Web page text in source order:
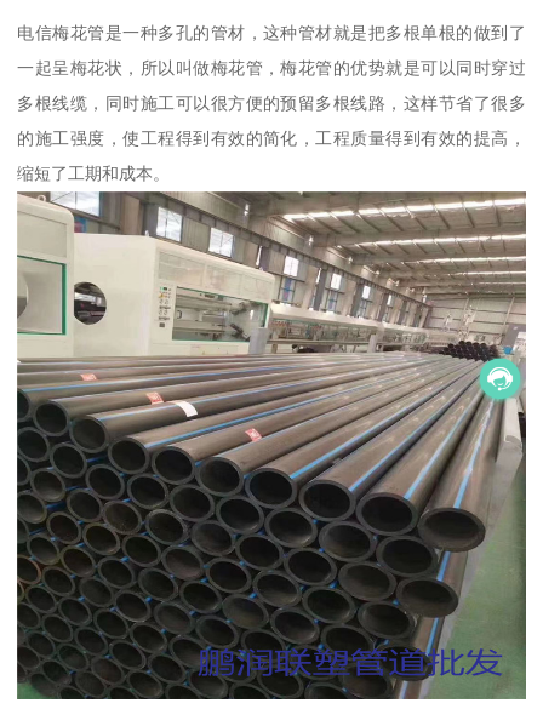
电信梅花管是一种多孔的管材，这种管材就是把多根单根的做到了
一起呈梅花状，所以叫做梅花管，梅花管的优势就是可以同时穿过
多根线缆，同时施工可以很方便的预留多根线路，这样节省了很多
的施工强度，使工程得到有效的简化，工程质量得到有效的提高，
缩短了工期和成本。